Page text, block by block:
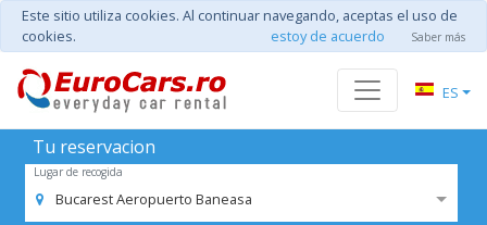
Este sitio utiliza cookies. Al continuar navegando, aceptas el uso de
cookies.
estoy de acuerdo Saber más
ES
Tu reservacion
Lugar de recogida
Bucarest Aeropuerto Baneasa